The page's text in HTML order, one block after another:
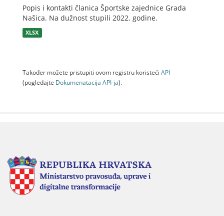
Popis i kontakti članica Športske zajednice Grada
Našica. Na dužnost stupili 2022. godine.
XLSX
Također možete pristupiti ovom registru koristeći API
(pogledajte Dokumenаtаcijа API-jа).